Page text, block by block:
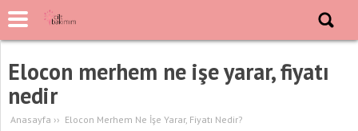
Elocon merhem ne işe yarar, fiyatı
nedir
Anasayfa ›› Elocon Merhem Ne İşe Yarar, Fiyatı Nedir?